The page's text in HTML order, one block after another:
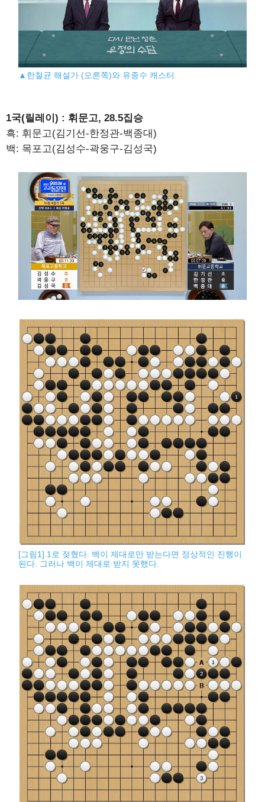
▲한철균 해설가 (오른쪽)와 유종수 캐스터.
1국(릴레이) : 휘문고, 28.5집승
흑: 휘문고(김기선-한정관-백종대)
백: 목포고(김성수-곽웅구-김성국)
[그림1] 1로 젖혔다. 백이 제대로만 받는다면 정상적인 진행이
된다. 그러나 백이 제대로 받지 못했다.